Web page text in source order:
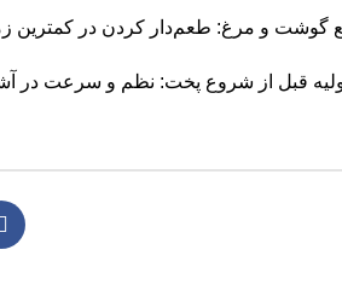
گوشت و مرغ: طعم‌دار کردن در کمترین
اولیه قبل از شروع پخت: نظم و سرعت در